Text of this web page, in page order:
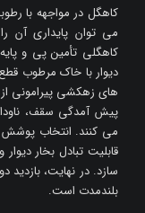
کاهگل در مواجهه با
می توان پایداری آن
کاهگلی تأمین پی و
دیوار با خاک مرطوب
های زهکشی پیرامونی
پیش آمدگی سقف،
می کنند. انتخاب
قابلیت تبادل بخار
سازد. در نهایت،
بلندمدت است.